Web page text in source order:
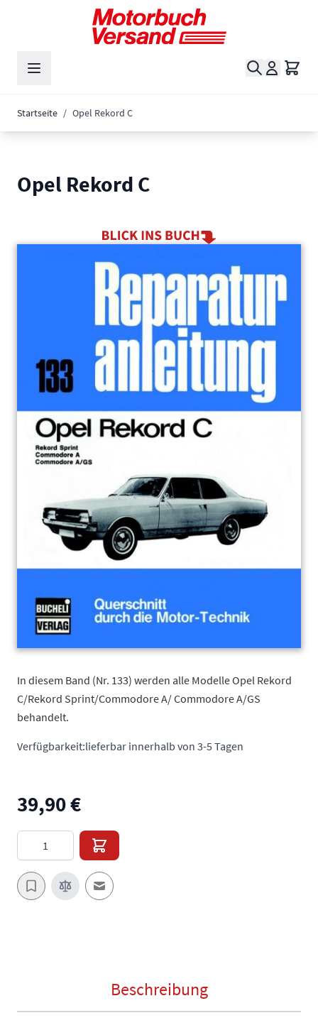
Zum Inhalt springen
Suche
Startseite / Opel Rekord C
Opel Rekord C
In diesem Band (Nr. 133) werden alle Modelle Opel Rekord
C/Rekord Sprint/Commodore A/ Commodore A/GS
behandelt.
Verfügbarkeit:lieferbar innerhalb von 3-5 Tagen
39,90 €
E-Mail an einen Freund
Beschreibung